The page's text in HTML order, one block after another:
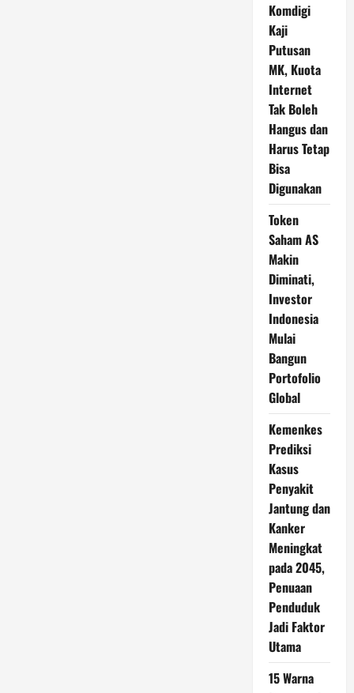
Komdigi
Kaji
Putusan
MK, Kuota
Internet
Tak Boleh
Hangus dan
Harus Tetap
Bisa
Digunakan
Token
Saham AS
Makin
Diminati,
Investor
Indonesia
Mulai
Bangun
Portofolio
Global
Kemenkes
Prediksi
Kasus
Penyakit
Jantung dan
Kanker
Meningkat
pada 2045,
Penuaan
Penduduk
Jadi Faktor
Utama
15 Warna